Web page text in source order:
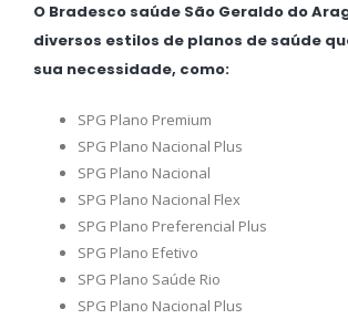
O Bradesco saúde São Geraldo do
diversos estilos de planos de saúde
sua necessidade, como:
SPG Plano Premium
SPG Plano Nacional Plus
SPG Plano Nacional
SPG Plano Nacional Flex
SPG Plano Preferencial Plus
SPG Plano Efetivo
SPG Plano Saúde Rio
SPG Plano Nacional Plus